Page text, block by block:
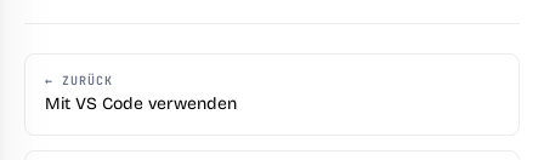
← ZURÜCK
Mit VS Code verwenden